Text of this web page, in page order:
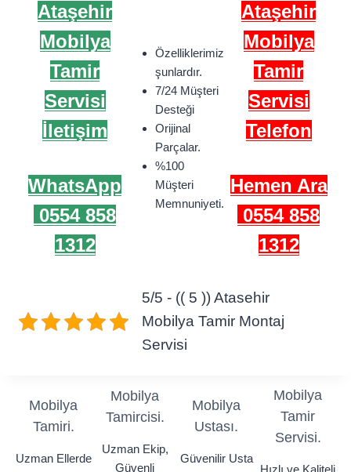
Ataşehir
Mobilya
Tamir
Servisi
İletişim
WhatsApp
0554 858
1312
Özelliklerimiz
şunlardır.
7/24 Müşteri
Desteği
Orijinal
Parçalar.
%100
Müşteri
Memnuniyeti.
Ataşehir
Mobilya
Tamir
Servisi
Telefon
Hemen Ara
0554 858
1312
5/5 - (( 5 )) Atasehir
Mobilya Tamir Montaj
Servisi
Mobilya
Tamiri.
Uzman Ellerde
Mobilya
Tamircisi.
Uzman Ekip,
Güvenli
Mobilya
Ustası.
Güvenilir Usta
Mobilya
Tamir
Servisi.
Hızlı ve Kaliteli